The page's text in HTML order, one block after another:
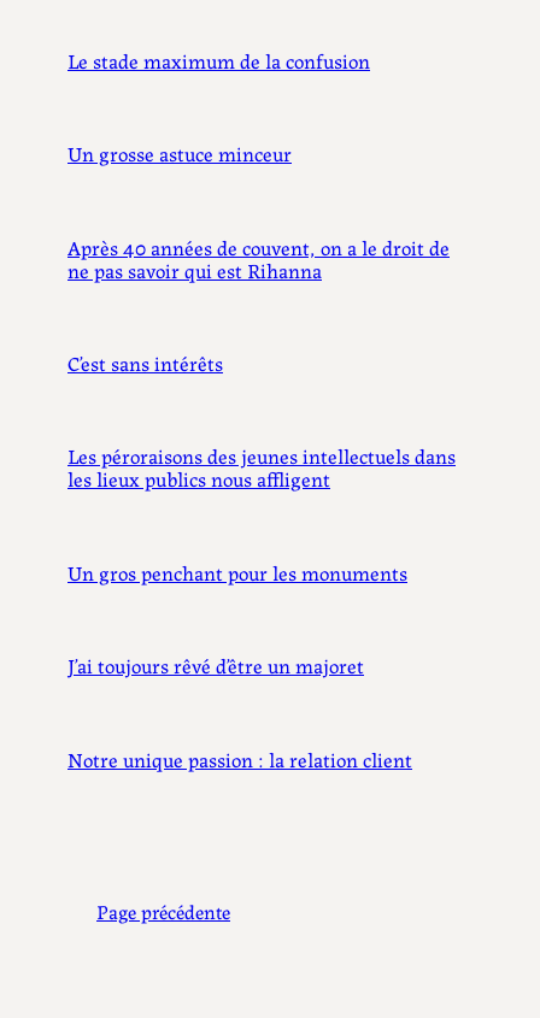
Le stade maximum de la confusion
Un grosse astuce minceur
Après 40 années de couvent, on a le droit de
ne pas savoir qui est Rihanna
C’est sans intérêts
Les péroraisons des jeunes intellectuels dans
les lieux publics nous affligent
Un gros penchant pour les monuments
J’ai toujours rêvé d’être un majoret
Notre unique passion : la relation client
Page précédente